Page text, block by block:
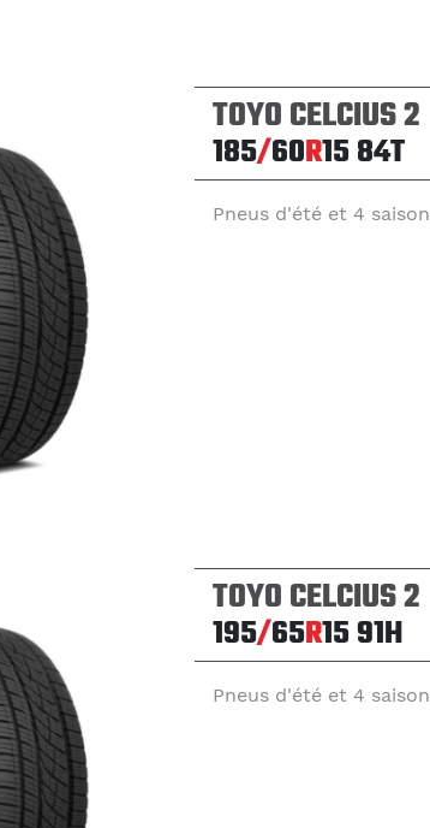
TOYO CELCIUS 2
185/60R1584T
Pneus d'été et 4
TOYO CELCIUS 2
195/65R1591H
Pneus d'été et 4